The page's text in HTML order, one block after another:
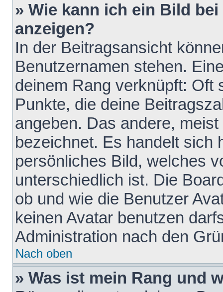
» Wie kann ich ein Bild
anzeigen?
In der Beitragsansicht
Benutzernamen stehen.
deinem Rang verknüpft: Oft
Punkte, die deine
angeben. Das andere,
bezeichnet. Es handelt sich
persönliches Bild, welches
unterschiedlich ist. Die
ob und wie die Benutzer
keinen Avatar benutzen
Administration nach den
Nach oben
» Was ist mein Rang und